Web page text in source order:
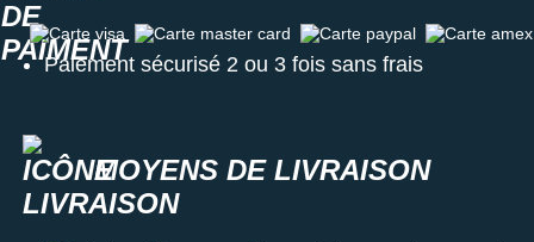
Carte visa Carte master card Carte paypal Carte amex
Paiement sécurisé 2 ou 3 fois sans frais
MOYENS DE LIVRAISON